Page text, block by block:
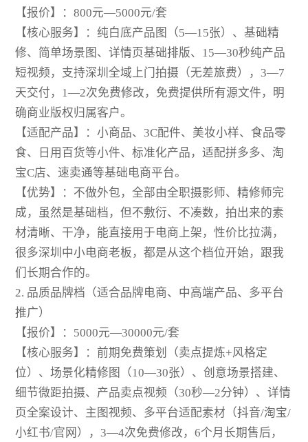
【报价】：800元—5000元/套
【核心服务】：纯白底产品图（5—15张）、基础精
修、简单场景图、详情页基础排版、15—30秒纯产品
短视频，支持深圳全域上门拍摄（无差旅费），3—7
天交付，1—2次免费修改，免费提供所有源文件，明
确商业版权归属客户。
【适配产品】：小商品、3C配件、美妆小样、食品零
食、日用百货等小件、标准化产品，适配拼多多、淘
宝C店、速卖通等基础电商平台。
【优势】：不做外包，全部由全职摄影师、精修师完
成，虽然是基础档，但不敷衍、不凑数，拍出来的素
材清晰、干净，能直接用于电商上架，性价比拉满，
很多深圳中小电商老板，都是从这个档位开始，跟我
们长期合作的。
2. 品质品牌档（适合品牌电商、中高端产品、多平台
推广）
【报价】：5000元—30000元/套
【核心服务】：前期免费策划（卖点提炼+风格定
位）、场景化精修图（10—30张）、创意场景搭建、
细节微距拍摄、产品卖点视频（30秒—2分钟）、详情
页全案设计、主图视频、多平台适配素材（抖音/淘宝/
小红书/官网），3—4次免费修改，6个月长期售后，